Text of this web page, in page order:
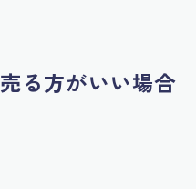
る方がいい場合